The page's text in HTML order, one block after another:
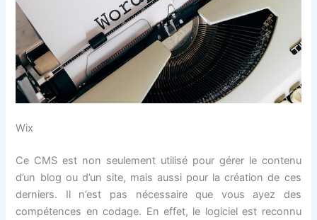
Wix
Ce CMS est non seulement utilisé pour gérer le contenu
d’un blog ou d’un site, mais aussi pour la création de ces
derniers. Il n’est pas nécessaire que vous ayez des
compétences en codage. En effet, le logiciel est reconnu